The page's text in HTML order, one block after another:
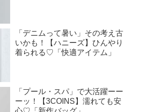
「デニムって暑い」その考え古
いかも！【ハニーズ】ひんやり
着られる♡「快適アイテム」
「プール・スパ」で大活躍ーー
ーッ！【3COINS】濡れても安